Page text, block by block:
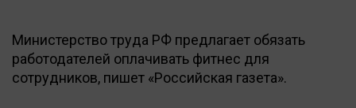
Министерство труда РФ предлагает обязать
работодателей оплачивать фитнес для
сотрудников, пишет «Российская газета».